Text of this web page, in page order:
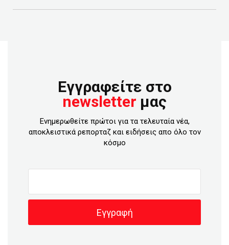
Εγγραφείτε στο
newsletter μας
Ενημερωθείτε πρώτοι για τα τελευταία νέα,
αποκλειστικά ρεπορταζ και ειδήσεις απο όλο τον
κόσμο